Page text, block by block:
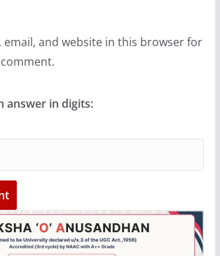
email, and website in this browser for
answer in digits: